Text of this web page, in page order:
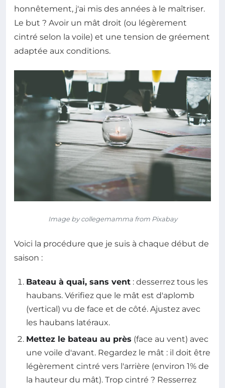
honnêtement, j'ai mis des années à le maîtriser.
Le but ? Avoir un mât droit (ou légèrement
cintré selon la voile) et une tension de gréement
adaptée aux conditions.
Image by collegemamma from Pixabay
Voici la procédure que je suis à chaque début de
saison :
Bateau à quai, sans vent : desserrez tous les
haubans. Vérifiez que le mât est d'aplomb
(vertical) vu de face et de côté. Ajustez avec
les haubans latéraux.
Mettez le bateau au près (face au vent) avec
une voile d'avant. Regardez le mât : il doit être
légèrement cintré vers l'arrière (environ 1% de
la hauteur du mât). Trop cintré ? Resserrez